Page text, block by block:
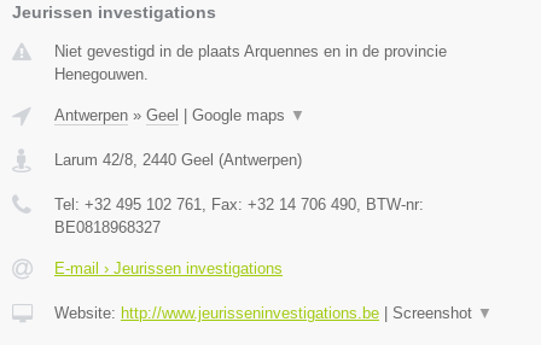
Jeurissen investigations
Niet gevestigd in de plaats Arquennes en in de provincie
Henegouwen.
Antwerpen » Geel | Google maps ▼
Larum 42/8 2440 Geel (Antwerpen)
Tel: +32 495 102 761 , Fax: +32 14 706 490 , BTW-nr:
BE0818968327
E-mail › Jeurissen investigations
Website: http://www.jeurisseninvestigations.be | Screenshot ▼